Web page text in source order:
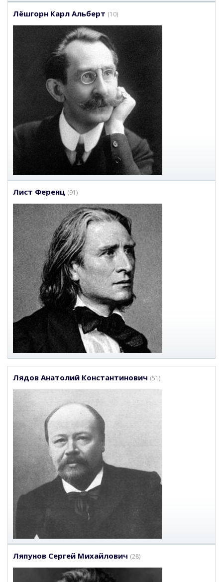
Лёшгорн Карл Альберт (10)
Лист Ференц (91)
Лядов Анатолий Константинович (51)
Ляпунов Сергей Михайлович (28)